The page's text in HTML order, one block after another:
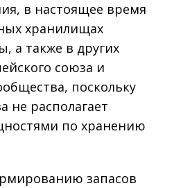
в настоящее время
хранилищах
а также в других
союза и
поскольку
не располагает
по хранению
запасов